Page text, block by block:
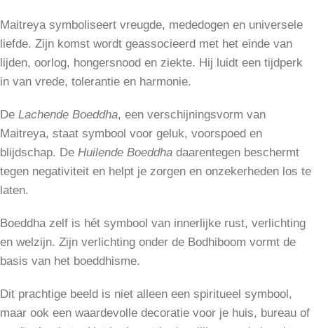
Maitreya symboliseert vreugde, mededogen en universele
liefde. Zijn komst wordt geassocieerd met het einde van
lijden, oorlog, hongersnood en ziekte. Hij luidt een tijdperk
in van vrede, tolerantie en harmonie.
De Lachende Boeddha, een verschijningsvorm van
Maitreya, staat symbool voor geluk, voorspoed en
blijdschap. De Huilende Boeddha daarentegen beschermt
tegen negativiteit en helpt je zorgen en onzekerheden los te
laten.
Boeddha zelf is hét symbool van innerlijke rust, verlichting
en welzijn. Zijn verlichting onder de Bodhiboom vormt de
basis van het boeddhisme.
Dit prachtige beeld is niet alleen een spiritueel symbool,
maar ook een waardevolle decoratie voor je huis, bureau of